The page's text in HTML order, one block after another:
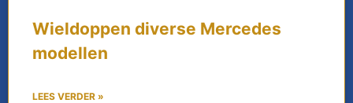
Wieldoppen diverse Mercedes
modellen
LEES VERDER »